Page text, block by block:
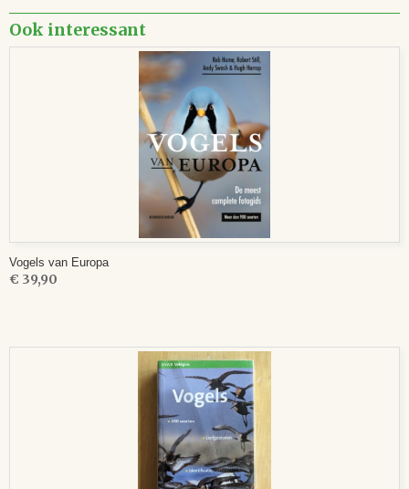
Ook interessant
Vogels van Europa
€ 39,90